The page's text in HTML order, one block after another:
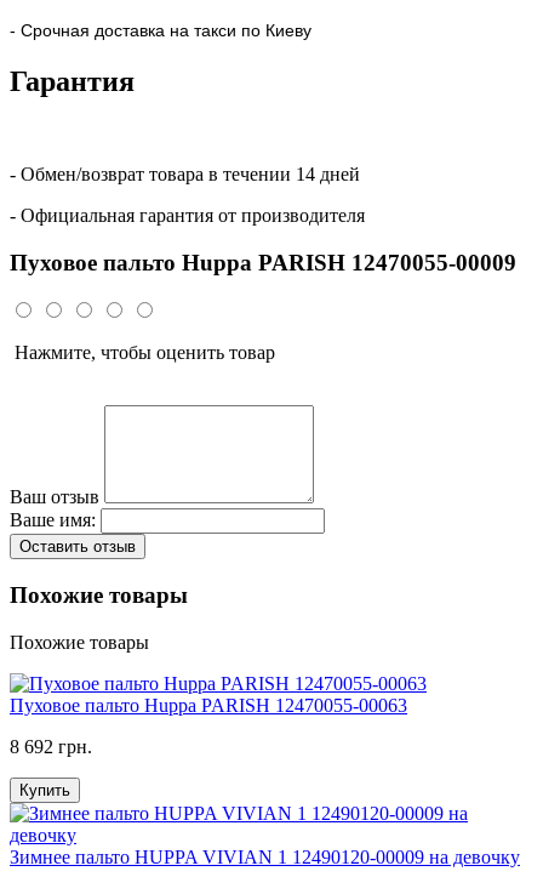
- Срочная доставка на такси по Киеву
Гарантия
- Обмен/возврат товара в течении 14 дней
- Официальная гарантия от производителя
Пуховое пальто Huppa PARISH 12470055-00009
Нажмите, чтобы оценить товар
Ваш отзыв
Ваше имя:
Оставить отзыв
Похожие товары
Похожие товары
Пуховое пальто Huppa PARISH 12470055-00063
8 692 грн.
Купить
Зимнее пальто HUPPA VIVIAN 1 12490120-00009 на девочку